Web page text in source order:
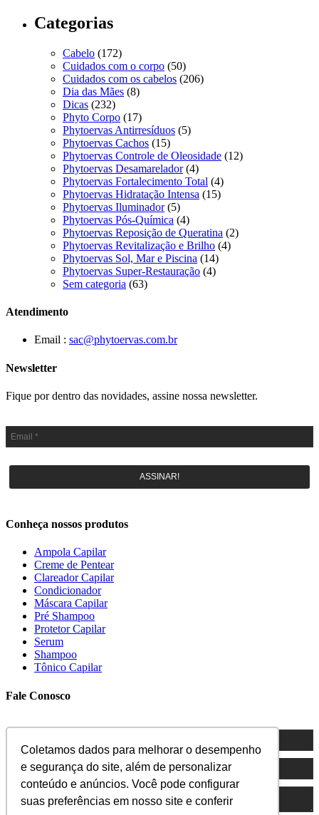
Coletamos dados para melhorar o desempenho
e segurança do site, além de personalizar
conteúdo e anúncios. Você pode configurar
suas preferências em nosso site e conferir
Categorias
Cabelo (172)
Cuidados com o corpo (50)
Cuidados com os cabelos (206)
Dia das Mães (8)
Dicas (232)
Phyto Corpo (17)
Phytoervas Antirresíduos (5)
Phytoervas Cachos (15)
Phytoervas Controle de Oleosidade (12)
Phytoervas Desamarelador(4)
Phytoervas Fortalecimento Total (4)
Phytoervas Hidratação Intensa (15)
Phytoervas Iluminador(5)
Phytoervas Pós-Química (4)
Phytoervas Reposição de Queratina (2)
Phytoervas Revitalização e Brilho (4)
Phytoervas Sol, Mar e Piscina (14)
Phytoervas Super-Restauração (4)
Sem categoria (63)
Atendimento
Email : sac@phytoervas.com.br
Newsletter
Fique por dentro das novidades, assine nossa newsletter.
ASSINAR!
Conheça nossos produtos
Ampola Capilar
Creme de Pentear
Clareador Capilar
Condicionador
Máscara Capilar
Pré Shampoo
Protetor Capilar
Serum
Shampoo
Tônico Capilar
Fale Conosco